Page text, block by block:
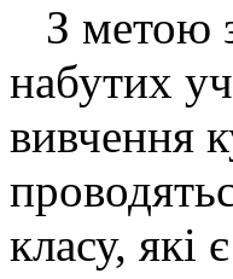
З метою
набутих
вивчення
класу, які